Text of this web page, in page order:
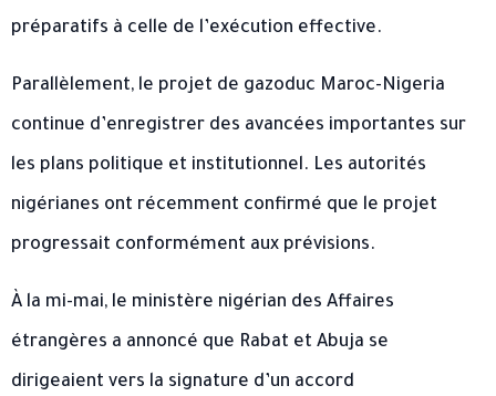
préparatifs à celle de l’exécution effective.
Parallèlement, le projet de gazoduc Maroc-Nigeria
continue d’enregistrer des avancées importantes sur
les plans politique et institutionnel. Les autorités
nigérianes ont récemment confirmé que le projet
progressait conformément aux prévisions.
À la mi-mai, le ministère nigérian des Affaires
étrangères a annoncé que Rabat et Abuja se
dirigeaient vers la signature d’un accord